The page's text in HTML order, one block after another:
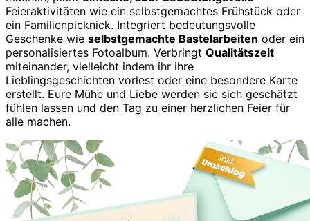
Feieraktivitäten wie ein selbstgemachtes Frühstück oder
ein Familienpicknick. Integriert bedeutungsvolle
Geschenke wie selbstgemachte Bastelarbeiten oder ein
personalisiertes Fotoalbum. Verbringt Qualitätszeit
miteinander, vielleicht indem ihr ihre
Lieblingsgeschichten vorlest oder eine besondere Karte
erstellt. Eure Mühe und Liebe werden sie sich geschätzt
fühlen lassen und den Tag zu einer herzlichen Feier für
alle machen.